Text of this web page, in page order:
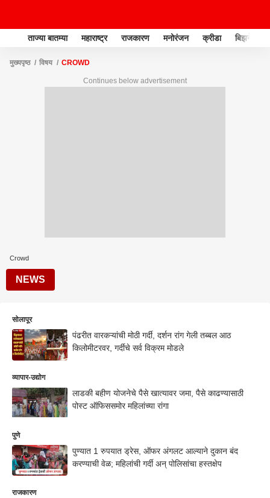
ताज्या बातम्या महाराष्ट्र राजकारण मनोरंजन क्रीडा बिझनेस
मुख्यपृष्ठ विषय CROWD
Continues below advertisement
Crowd
NEWS
सोलापूर
पंढरीत वारकऱ्यांची मोठी गर्दी, दर्शन रांग गेली तब्बल आठ
किलोमीटरवर, गर्दीचे सर्व विक्रम मोडले
व्यापार-उद्योग
लाडकी बहीण योजनेचे पैसे खात्यावर जमा, पैसे काढण्यासाठी
पोस्ट ऑफिससमोर महिलांच्या रांगा
पुणे
पुण्यात 1 रुपयात ड्रेस, ऑफर अंगलट आल्याने दुकान बंद
करण्याची वेळ; महिलांची गर्दी अन् पोलिसांचा हस्तक्षेप
राजकारण